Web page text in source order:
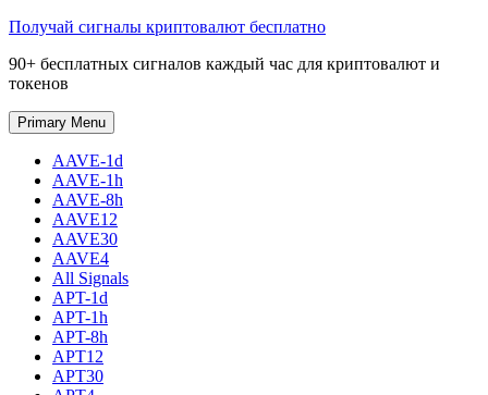
Skip
content
Получай сигналы криптовалют бесплатно
90+ бесплатных сигналов каждый час для криптовалют и
токенов
Primary Menu
AAVE-1d
AAVE-1h
AAVE-8h
AAVE12
AAVE30
AAVE4
All Signals
APT-1d
APT-1h
APT-8h
APT12
APT30